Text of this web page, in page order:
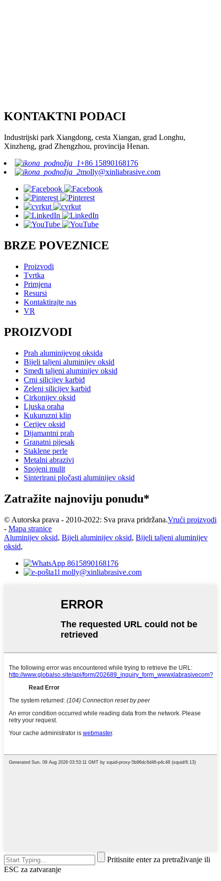
KONTAKTNI PODACI
Industrijski park Xiangdong, cesta Xiangan, grad Longhu,
Xinzheng, grad Zhengzhou, provincija Henan.
+86 15890168176
molly@xinliabrasive.com
BRZE POVEZNICE
Proizvodi
Tvrtka
Primjena
Resursi
Kontaktirajte nas
VR
PROIZVODI
Prah aluminijevog oksida
Bijeli taljeni aluminijev oksid
Smeđi taljeni aluminijev oksid
Crni silicijev karbid
Zeleni silicijev karbid
Cirkonijev oksid
Ljuska oraha
Kukuruzni klip
Cerijev oksid
Dijamantni prah
Granatni pijesak
Staklene perle
Metalni abrazivi
Spojeni mulit
Sinterirani pločasti aluminijev oksid
Zatražite najnoviju ponudu*
© Autorska prava - 2010-2022: Sva prava pridržana.Vrući proizvodi
- Mapa stranice
Aluminijev oksid, Bijeli aluminijev oksid, Bijeli taljeni aluminijev
oksid,
8615890168176
molly@xinliabrasive.com
Pritisnite enter za pretraživanje ili
ESC za zatvaranje